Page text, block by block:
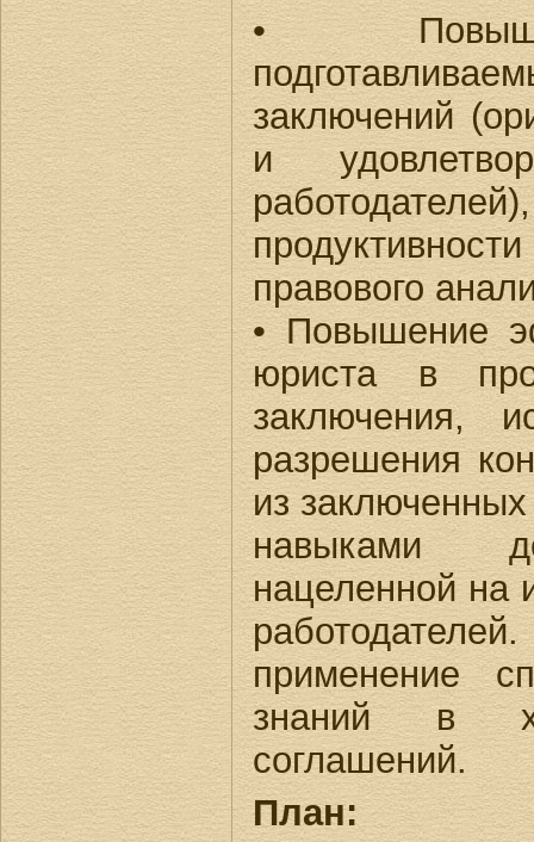
•
заключений
и
правового
• Повышение
юриста в
заключения,
разрешения
из
навыками
нацеленной на
применение
знаний в
соглашений.
План: